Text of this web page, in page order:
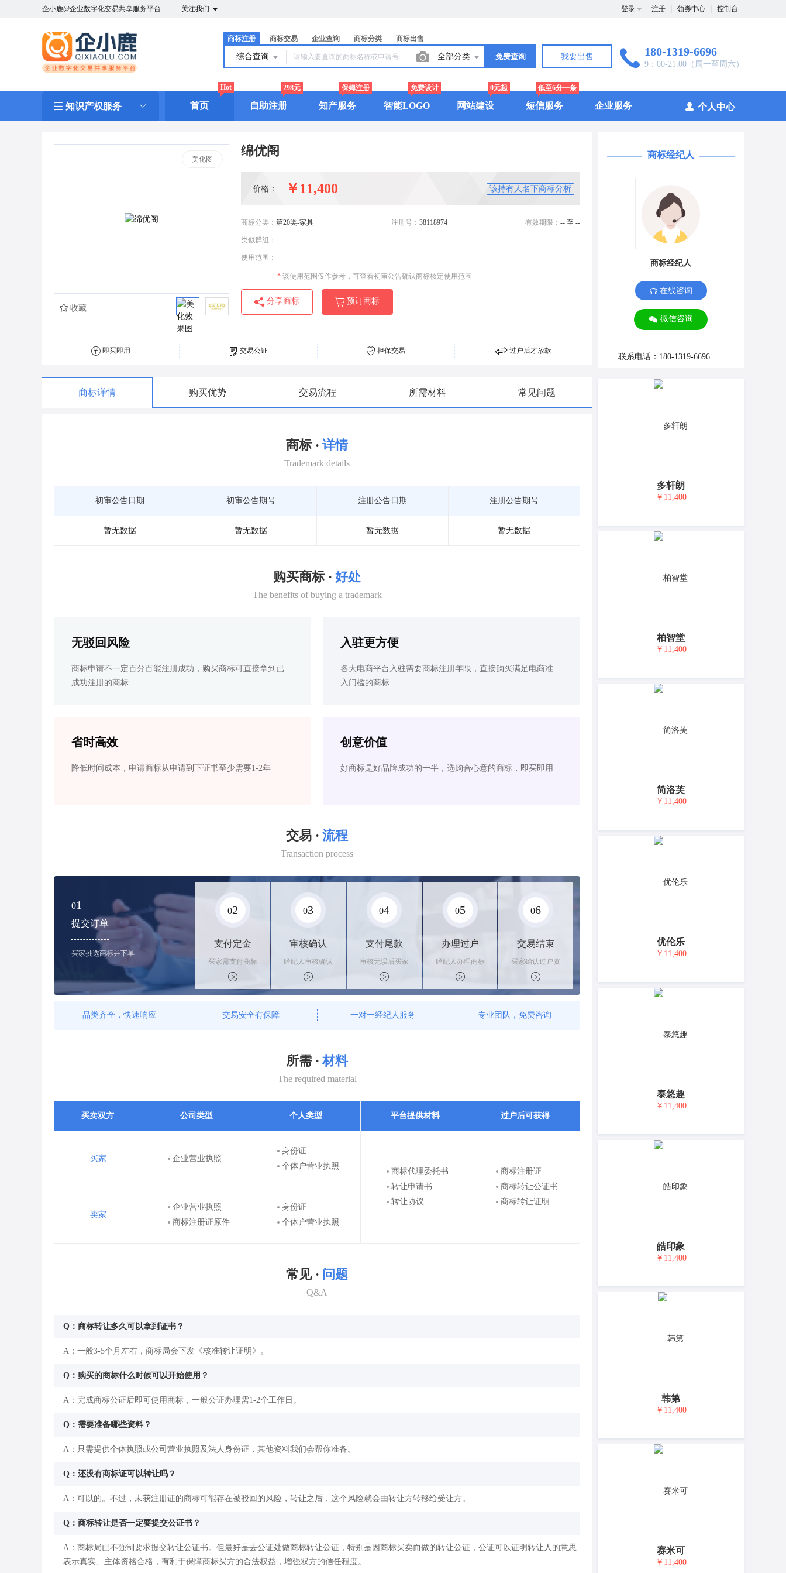
企小鹿@企业数字化交易共享服务平台 关注我们 登录 注册 领券中心 控制台
商标注册 商标交易 企业查询 商标分类 商标出售
综合查询 全部分类 免费查询 我要出售 180-1319-6696
9：00-21:00（周一至周六）
知识产权服务 首页
Hot
自助注册
298元
知产服务
保姆注册
智能LOGO
免费设计
网站建设
0元起
短信服务
低至6分一条
企业服务 个人中心
美化图
绵优阁
价格： ￥11,400 该持有人名下商标分析
商标分类： 第20类-家具 注册号： 38118974 有效期限： -- 至 --
类似群组：
使用范围：
* 该使用范围仅作参考，可查看初审公告确认商标核定使用范围
分享商标 预订商标
收藏
即买即用 交易公证 担保交易 过户后才放款
商标详情 购买优势 交易流程 所需材料 常见问题
商标 · 详情
Trademark details
初审公告日期 初审公告期号 注册公告日期 注册公告期号
暂无数据 暂无数据 暂无数据 暂无数据
购买商标 · 好处
The benefits of buying a trademark
无驳回风险
商标申请不一定百分百能注册成功，购买商标可直接拿到已
成功注册的商标
入驻更方便
各大电商平台入驻需要商标注册年限，直接购买满足电商准
入门槛的商标
省时高效
降低时间成本，申请商标从申请到下证书至少需要1-2年
创意价值
好商标是好品牌成功的一半，选购合心意的商标，即买即用
交易 · 流程
Transaction process
01
提交订单
买家挑选商标并下单
02
支付定金
买家需支付商标
标价的100%的
购买订金
03
审核确认
经纪人审核确认
商标状态
04
支付尾款
审核无误后买家
支付尾款，卖家
办理相关手续
05
办理过户
经纪人办理商标
转让手续，交付
相关证书
06
交易结束
买家确认过户资
料后，平台解冻
资金支付卖家
品类齐全，快速响应 交易安全有保障 一对一经纪人服务 专业团队，免费咨询
所需 · 材料
The required material
买卖双方 公司类型 个人类型 平台提供材料 过户后可获得
买家 企业营业执照
身份证
个体户营业执照
商标代理委托书
转让申请书
转让协议
商标注册证
商标转让公证书
商标转让证明
卖家
企业营业执照
商标注册证原件
身份证
个体户营业执照
常见 · 问题
Q&A
Q：商标转让多久可以拿到证书？
A：一般3-5个月左右，商标局会下发《核准转让证明》。
Q：购买的商标什么时候可以开始使用？
A：完成商标公证后即可使用商标，一般公证办理需1-2个工作日。
Q：需要准备哪些资料？
A：只需提供个体执照或公司营业执照及法人身份证，其他资料我们会帮你准备。
Q：还没有商标证可以转让吗？
A：可以的。不过，未获注册证的商标可能存在被驳回的风险，转让之后，这个风险就会由转让方转移给受让方。
Q：商标转让是否一定要提交公证书？
A：商标局已不强制要求提交转让公证书。但最好是去公证处做商标转让公证，特别是因商标买卖而做的转让公证，公证可以证明转让人的意思
表示真实、主体资格合格，有利于保障商标买方的合法权益，增强双方的信任程度。
商标经纪人
商标经纪人
在线咨询
微信咨询
联系电话：180-1319-6696
多轩朗
￥11,400
柏智堂
￥11,400
简洛芙
￥11,400
优伦乐
￥11,400
泰悠趣
￥11,400
皓印象
￥11,400
韩第
￥11,400
赛米可
￥11,400